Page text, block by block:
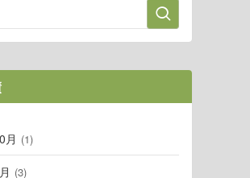
月 (1)
(3)